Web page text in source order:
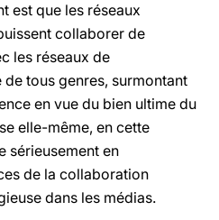
est que les réseaux
collaborer de
les réseaux de
tous genres, surmontant
en vue du bien ultime du
elle-même, en cette
sérieusement en
de la collaboration
dans les médias.